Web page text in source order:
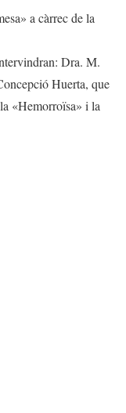
a càrrec de la
Dra. M.
Huerta, que
«Hemorroïsa» i la